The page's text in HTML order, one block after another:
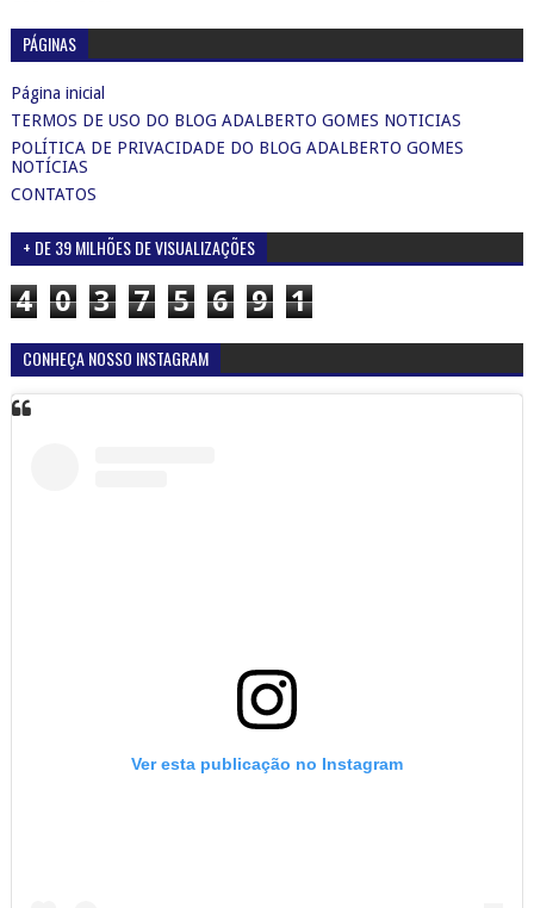
PÁGINAS
Página inicial
TERMOS DE USO DO BLOG ADALBERTO GOMES NOTICIAS
POLÍTICA DE PRIVACIDADE DO BLOG ADALBERTO GOMES
NOTÍCIAS
CONTATOS
+ DE 39 MILHÕES DE VISUALIZAÇÕES
4 0 3 7 5 6 9 1
CONHEÇA NOSSO INSTAGRAM
Ver esta publicação no Instagram